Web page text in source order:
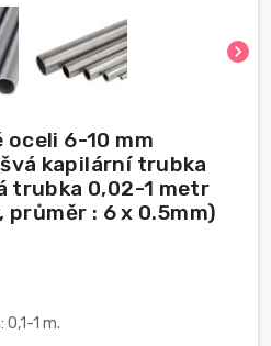
chevron_right
6-10 mm
kapilární trubka
trubka 0,02-1 metr
průměr : 6 x 0.5mm)
1 m.